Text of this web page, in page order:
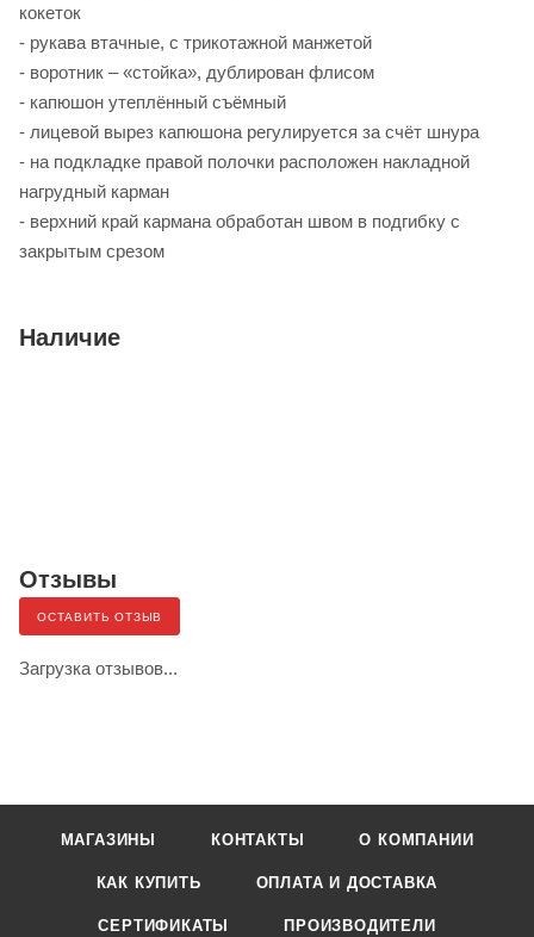
кокеток
- рукава втачные, с трикотажной манжетой
- воротник – «стойка», дублирован флисом
- капюшон утеплённый съёмный
- лицевой вырез капюшона регулируется за счёт шнура
- на подкладке правой полочки расположен накладной
нагрудный карман
- верхний край кармана обработан швом в подгибку с
закрытым срезом
Наличие
Отзывы
ОСТАВИТЬ ОТЗЫВ
Загрузка отзывов...
МАГАЗИНЫ КОНТАКТЫ О КОМПАНИИ
КАК КУПИТЬ ОПЛАТА И ДОСТАВКА
СЕРТИФИКАТЫ ПРОИЗВОДИТЕЛИ